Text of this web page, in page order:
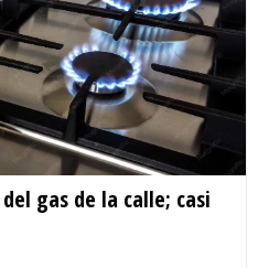
gas de la calle; casi